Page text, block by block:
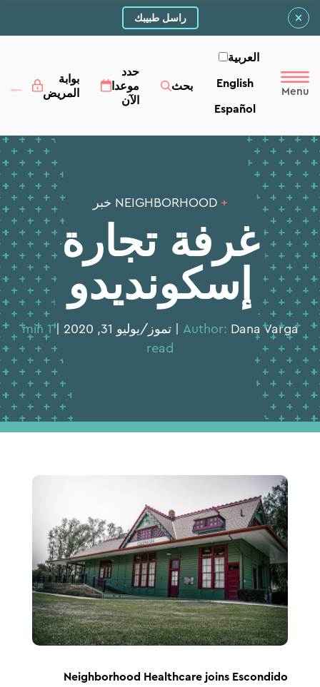
راسل طبيبك
بوابة
المريض
حدد
موعدا
الآن
بحث
العربية‏
English
Español
+ NEIGHBORHOOD خبر
غرفة تجارة
إسكونديدو
Author: Dana Varga | تموز/يوليو 31, 2020 |
1 min
read
Neighborhood Healthcare joins Escondido